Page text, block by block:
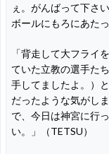
ぇ。がんばって下さ
ボールにもろにあた
「背走して大フライ
ていた立教の選手た
手してましたよ。）
だったような気がし
で、今日は神宮に行
い。」（TETSU）